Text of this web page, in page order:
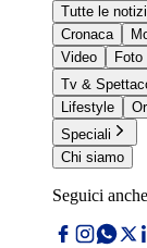
Tutte le
Cronaca
Video
Foto
Tv &
Lifestyle
Speciali
Chi siamo
Seguici